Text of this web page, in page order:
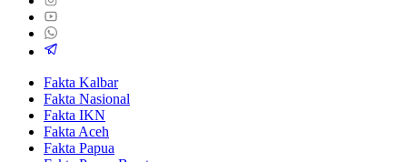
Fakta Kalbar
Fakta Nasional
Fakta IKN
Fakta Aceh
Fakta Papua